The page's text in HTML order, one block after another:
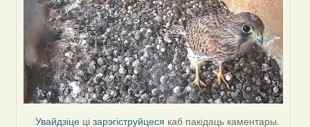
Увайдзіце цізарэгіструйцеся каб пакідаць каментары.